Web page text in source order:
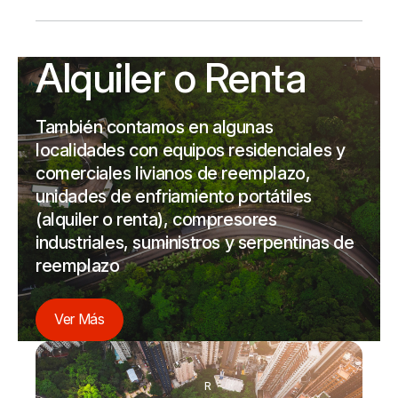
Alquiler o Renta
También contamos en algunas
localidades con equipos residenciales y
comerciales livianos de reemplazo,
unidades de enfriamiento portátiles
(alquiler o renta), compresores
industriales, suministros y serpentinas de
reemplazo
Ver Más
R